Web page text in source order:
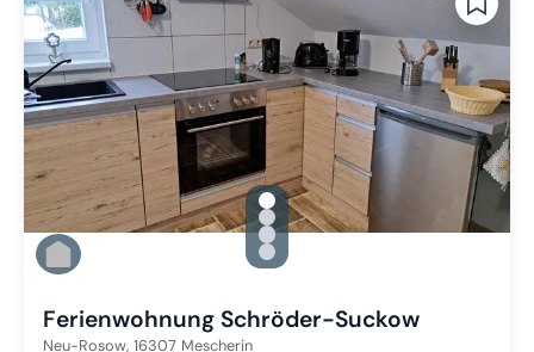
gallery.slide_selector
Zu Slide 1 wechseln
Zu Slide 2 wechseln
Zu Slide 3 wechseln
Zu Slide 4 wechseln
Ferienwohnung Schröder-Suckow
Neu-Rosow, 16307 Mescherin